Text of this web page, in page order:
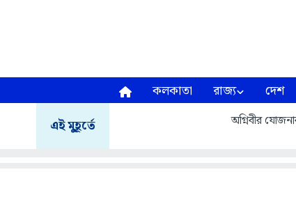
কলকাতা রাজ্য দেশ
এই মুহূর্তে অগ্নিবীর